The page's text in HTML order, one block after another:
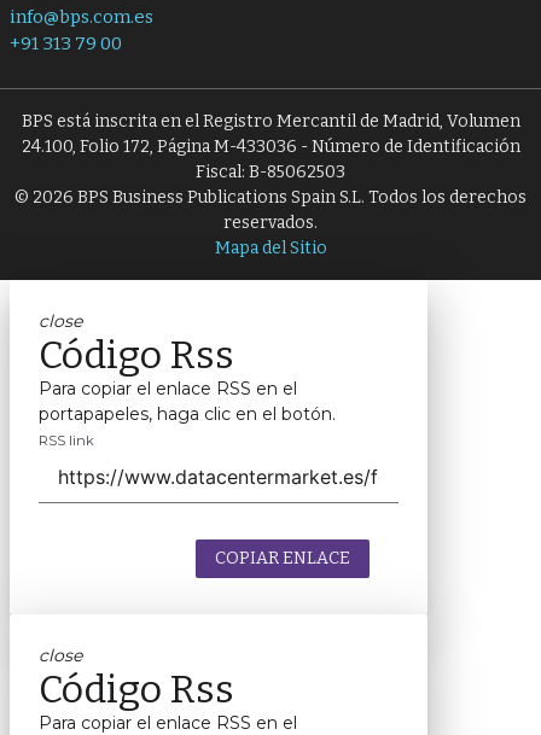
info@bps.com.es
+91 313 79 00
BPS está inscrita en el Registro Mercantil de Madrid, Volumen
24.100, Folio 172, Página M-433036 - Número de Identificación
Fiscal: B-85062503
© 2026 BPS Business Publications Spain S.L. Todos los derechos
reservados.
Mapa del Sitio
close
Código Rss
Para copiar el enlace RSS en el
portapapeles, haga clic en el botón.
RSS link
COPIAR ENLACE
close
Código Rss
Para copiar el enlace RSS en el